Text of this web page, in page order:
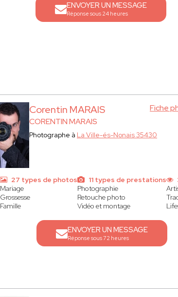
ENVOYER UN MESSAGE
Réponse sous 24 heures
Corentin MARAIS
CORENTIN MARAIS
Fiche
Photographe à La Ville-és-Nonais 35430
27 types de photos
Mariage
Grossesse
Famille
11 types de prestations
Photographie
Retouche photo
Vidéo et montage
ENVOYER UN MESSAGE
Réponse sous 72 heures